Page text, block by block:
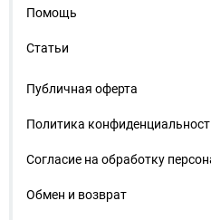
Помощь
Статьи
Публичная оферта
Политика
Согласие на обработку
Обмен и возврат